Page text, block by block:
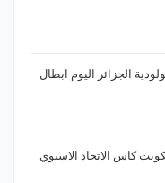
الجزائر اليوم ابطال
كاس الاتحاد الاسيوي